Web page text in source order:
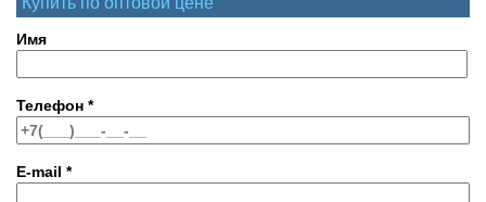
Имя
Телефон *
E-mail *